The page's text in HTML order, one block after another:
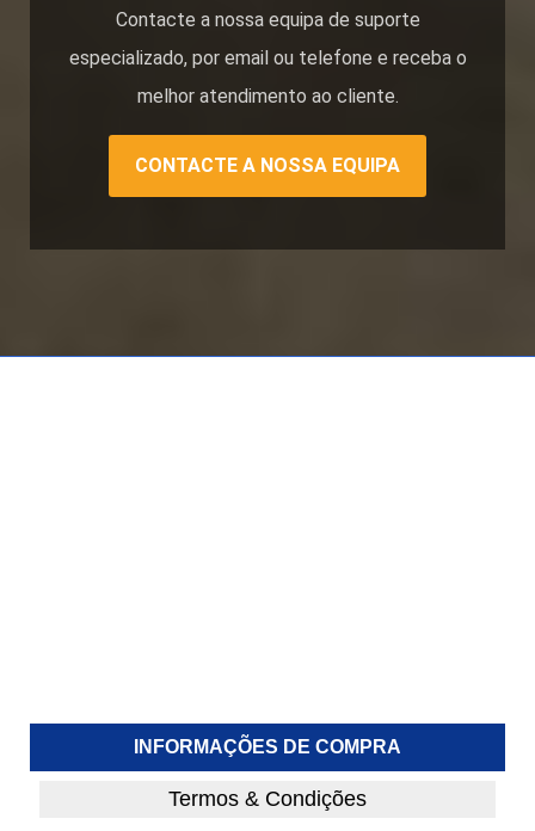
Contacte a nossa equipa de suporte
especializado, por email ou telefone e receba o
melhor atendimento ao cliente.
CONTACTE A NOSSA EQUIPA
INFORMAÇÕES DE COMPRA
Termos & Condições